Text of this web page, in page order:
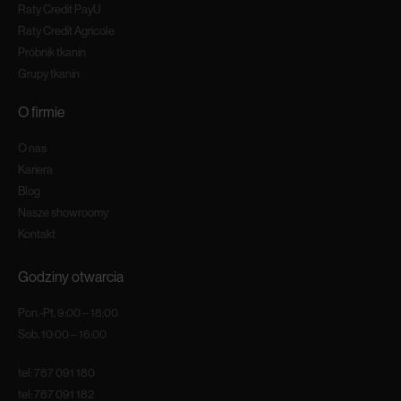
Raty Credit PayU
Raty Credit Agricole
Próbnik tkanin
Grupy tkanin
O firmie
O nas
Kariera
Blog
Nasze showroomy
Kontakt
Godziny otwarcia
Pon.-Pt. 9:00 – 18:00
Sob. 10:00 – 16:00
tel: 787 091 180
tel: 787 091 182